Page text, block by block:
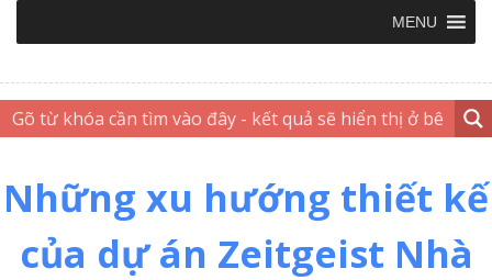
MENU
Những xu hướng thiết kế
của dự án Zeitgeist Nhà